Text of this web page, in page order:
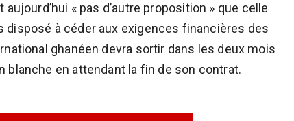
aujourd’hui « pas d’autre proposition » que celle
disposé à céder aux exigences financières des
ghanéen devra sortir dans les deux mois
blanche en attendant la fin de son contrat.